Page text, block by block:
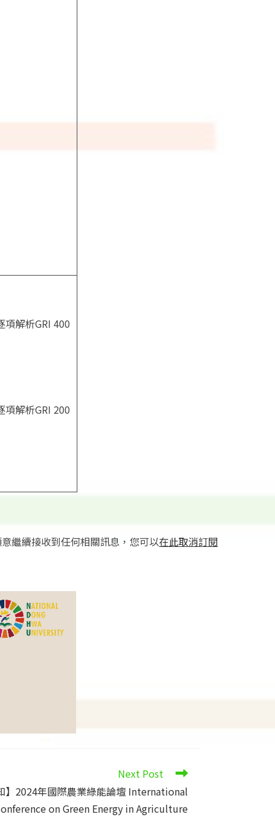
項解析GRI 400
項解析GRI 200
繼續接收到任何相關訊息，您可以在此取消訂閱
Next Post
】2024年國際農業綠能論壇 International
on Green Energy in Agriculture